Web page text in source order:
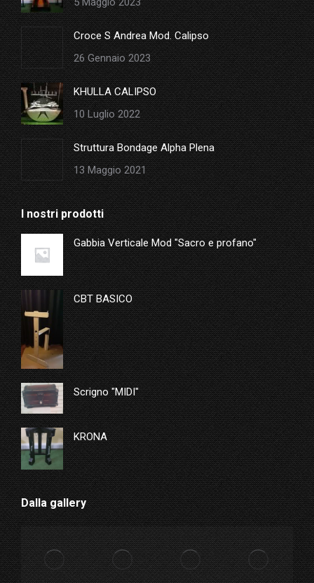
window
Croce S Andrea Mod. Calipso
26 Gennaio 2023
KHULLA CALIPSO
10 Luglio 2022
Struttura Bondage Alpha Plena
13 Maggio 2021
I nostri prodotti
Gabbia Verticale Mod "Sacro e profano"
CBT BASICO
Scrigno "MIDI"
KRONA
Dalla gallery